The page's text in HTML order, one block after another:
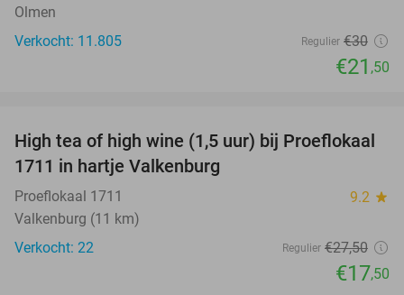
Olmen
Verkocht: 11.805
Regulier €30
€21 ,50
36%
High tea of high wine (1,5 uur) bij Proeflokaal
1711 in hartje Valkenburg
Proeflokaal 1711 9.2 star
Valkenburg (11 km)
Verkocht: 22
Regulier €27,50
€17,50